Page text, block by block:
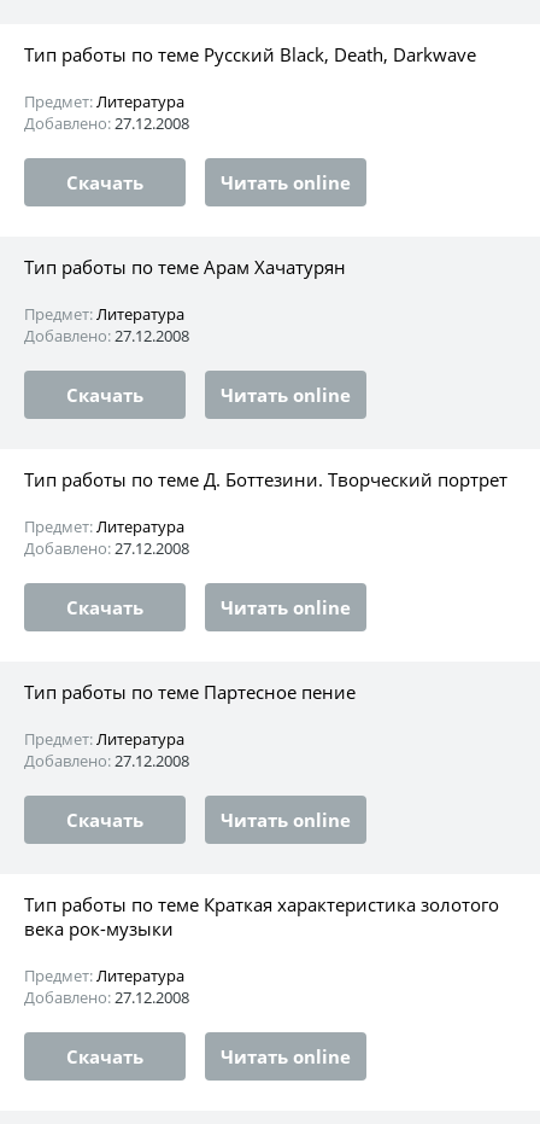
Тип работы по теме Русский Black, Death, Darkwave
Предмет:Литература
Добавлено:27.12.2008
Скачать Читать online
Тип работы по теме Арам Хачатурян
Предмет:Литература
Добавлено:27.12.2008
Скачать Читать online
Тип работы по теме Д. Боттезини. Творческий портрет
Предмет:Литература
Добавлено:27.12.2008
Скачать Читать online
Тип работы по теме Партесное пение
Предмет:Литература
Добавлено:27.12.2008
Скачать Читать online
Тип работы по теме Краткая характеристика золотого
века рок-музыки
Предмет:Литература
Добавлено:27.12.2008
Скачать Читать online